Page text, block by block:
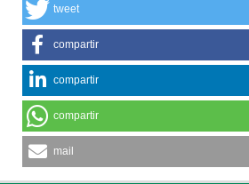
tweet
compartir
compartir
compartir
mail